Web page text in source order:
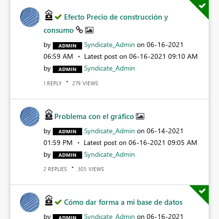
Efecto Precio de construcción y
consumo
by Syndicate_Admin on ‎06-16-2021
06:59 AM
Latest post on ‎06-16-2021 09:10 AM
by
Syndicate_Admin
1 REPLY 279 VIEWS
Problema con el gráfico
by Syndicate_Admin on ‎06-14-2021
01:59 PM
Latest post on ‎06-16-2021 09:05 AM
by
Syndicate_Admin
2 REPLIES 305 VIEWS
Cómo dar forma a mi base de datos
by Syndicate_Admin on ‎06-16-2021